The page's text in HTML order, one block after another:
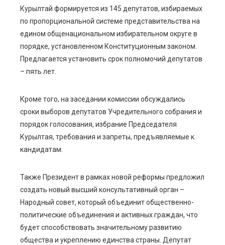
Курылтай формируется из 145 депутатов, избираемых
по пропорциональной системе представительства на
едином общенациональном избирательном округе в
порядке, установленном Конституционным законом.
Предлагается установить срок полномочий депутатов
– пять лет.
Кроме того, на заседании комиссии обсуждались
сроки выборов депутатов Учредительного собрания и
порядок голосования, избрание Председателя
Курылтая, требования и запреты, предъявляемые к
кандидатам.
Также Президент в рамках новой реформы предложил
создать новый высший консультативный орган –
Народный совет, который объединит общественно-
политические объединения и активных граждан, что
будет способствовать значительному развитию
общества и укреплению единства страны. Депутат